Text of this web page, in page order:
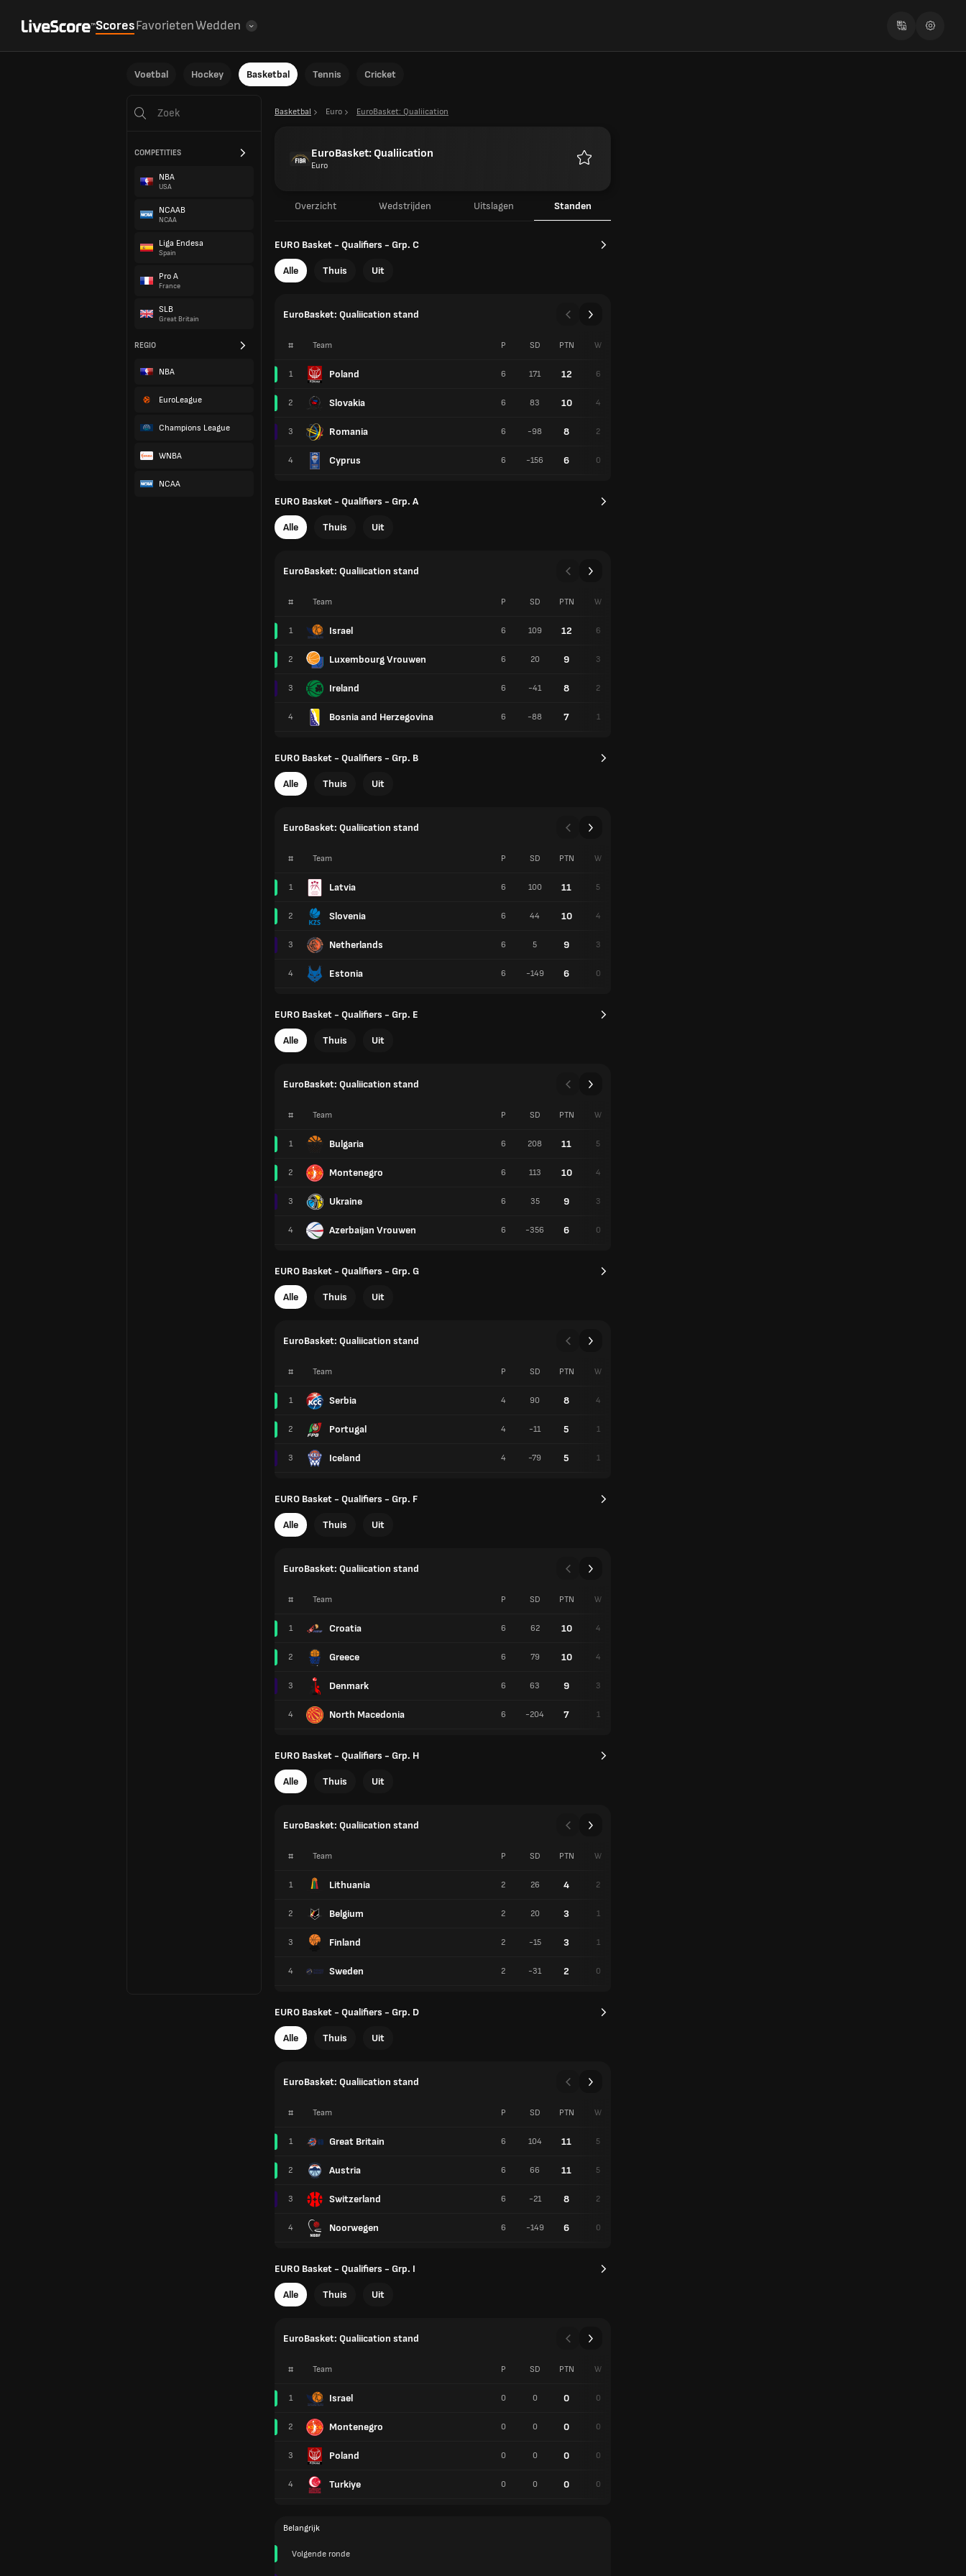
ScoresFavorietenWedden
Voetbal Hockey Basketbal Tennis Cricket
COMPETITIES
NBA
USA
NCAAB
NCAA
Liga Endesa
Spain
Pro A
France
SLB
Great Britain
REGIO
NBA
EuroLeague
Champions League
WNBA
NCAA
Basketbal Euro EuroBasket: Qualiication
EuroBasket: Qualiication
Euro
Overzicht Wedstrijden Uitslagen Standen
EURO Basket - Qualifiers - Grp. C
Alle Thuis Uit
EuroBasket: Qualiication stand
# Team
1 Poland
2 Slovakia
3 Romania
4 Cyprus
P SD PTN W
6 171 12 6
6 83 10 4
6 -98 8 2
6 -156 6 0
EURO Basket - Qualifiers - Grp. A
Alle Thuis Uit
EuroBasket: Qualiication stand
# Team
1 Israel
2 Luxembourg Vrouwen
3 Ireland
4 Bosnia and Herzegovina
P SD PTN W
6 109 12 6
6 20 9 3
6 -41 8 2
6 -88 7 1
EURO Basket - Qualifiers - Grp. B
Alle Thuis Uit
EuroBasket: Qualiication stand
# Team
1 Latvia
2 Slovenia
3 Netherlands
4 Estonia
P SD PTN W
6 100 11 5
6 44 10 4
6 5 9 3
6 -149 6 0
EURO Basket - Qualifiers - Grp. E
Alle Thuis Uit
EuroBasket: Qualiication stand
# Team
1 Bulgaria
2 Montenegro
3 Ukraine
4 Azerbaijan Vrouwen
P SD PTN W
6 208 11 5
6 113 10 4
6 35 9 3
6 -356 6 0
EURO Basket - Qualifiers - Grp. G
Alle Thuis Uit
EuroBasket: Qualiication stand
# Team
1 Serbia
2 Portugal
3 Iceland
P SD PTN W
4 90 8 4
4 -11 5 1
4 -79 5 1
EURO Basket - Qualifiers - Grp. F
Alle Thuis Uit
EuroBasket: Qualiication stand
# Team
1 Croatia
2 Greece
3 Denmark
4 North Macedonia
P SD PTN W
6 62 10 4
6 79 10 4
6 63 9 3
6 -204 7 1
EURO Basket - Qualifiers - Grp. H
Alle Thuis Uit
EuroBasket: Qualiication stand
# Team
1 Lithuania
2 Belgium
3 Finland
4 Sweden
P SD PTN W
2 26 4 2
2 20 3 1
2 -15 3 1
2 -31 2 0
EURO Basket - Qualifiers - Grp. D
Alle Thuis Uit
EuroBasket: Qualiication stand
# Team
1 Great Britain
2 Austria
3 Switzerland
4 Noorwegen
P SD PTN W
6 104 11 5
6 66 11 5
6 -21 8 2
6 -149 6 0
EURO Basket - Qualifiers - Grp. I
Alle Thuis Uit
EuroBasket: Qualiication stand
# Team
1 Israel
2 Montenegro
3 Poland
4 Turkiye
P SD PTN W
0 0 0 0
0 0 0 0
0 0 0 0
0 0 0 0
Belangrijk
Volgende ronde